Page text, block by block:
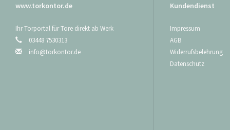
www.torkontor.de
Ihr Torportal für Tore direkt ab Werk
03448 7530313
info@torkontor.de
Kundendienst
Impressum
AGB
Widerrufsbelehrung
Datenschutz